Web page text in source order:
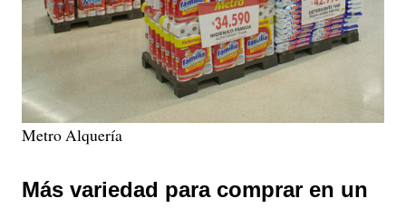
Metro Alquería
Más variedad para comprar en un